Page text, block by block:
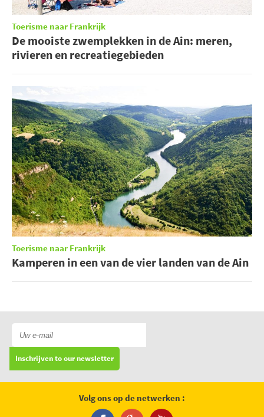
Toerisme naar Frankrijk
De mooiste zwemplekken in de Ain: meren,
rivieren en recreatiegebieden
Toerisme naar Frankrijk
Kamperen in een van de vier landen van de Ain
Inschrijven to our newsletter
Volg ons op de netwerken :